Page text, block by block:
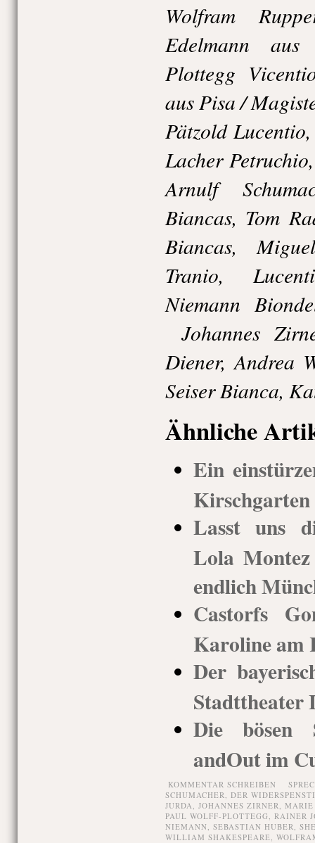
Wolfram
Edelmann
Plottegg
aus Pisa /
Pätzold
Lacher
Arnulf
Biancas, Tom
Biancas,
Tranio,
Niemann
Johannes
Diener, Andrea
Seiser Bianca,
Ähnliche
Ein
Kirschgarten
Lasst uns
Lola
endlich
Castorfs
Karoline am
Der
Stadttheater
Die bösen
andOut im
KOMMENTAR SCHREIBEN
SCHUMACHER, DER
JURDA, JOHANNES ZIRNER, MARIE
PAUL WOLFF-PLOTTEGG, RAINER
NIEMANN, SEBASTIAN HUBER,
WILLIAM SHAKESPEARE,